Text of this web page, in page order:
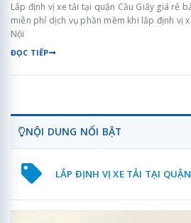
Lắp định vị xe tải tại quận Cầu Giấy giá rẻ
miễn phí dịch vụ phần mềm khi lắp định vị
Nội
ĐỌC TIẾP
NỘI DUNG NỔI BẬT
LẮP ĐỊNH VỊ XE TẢI TẠI